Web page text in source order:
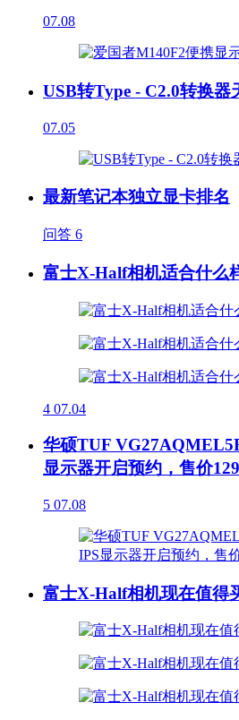
07.08
USB转Type - C2.0转换器
07.05
最新笔记本独立显卡排名
问答 6
富士X-Half相机适合什么
4 07.04
华硕TUF
显示器开启预约，售价
5 07.08
富士X-Half相机现在值得